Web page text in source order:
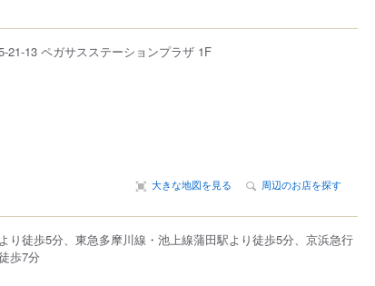
21-13 ペガサスステーションプラザ 1F
大きな地図を見る 周辺のお店を探す
り徒歩5分、東急多摩川線・池上線蒲田駅より徒歩5分、京浜急行
歩7分